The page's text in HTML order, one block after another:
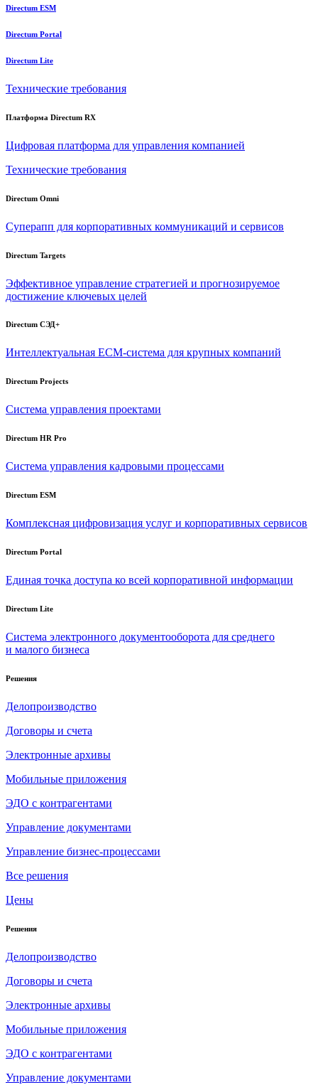
Directum ESM
Directum Portal
Directum Lite
Технические требования
Платформа Directum RX
Цифровая платформа для управления компанией
Технические требования
Directum Omni
Суперапп для корпоративных коммуникаций и сервисов
Directum Targets
Эффективное управление стратегией и прогнозируемое
достижение ключевых целей
Directum СЭД+
Интеллектуальная ECM-система для крупных компаний
Directum Projects
Система управления проектами
Directum HR Pro
Система управления кадровыми процессами
Directum ESM
Комплексная цифровизация услуг и корпоративных сервисов
Directum Portal
Единая точка доступа ко всей корпоративной информации
Directum Lite
Система электронного документооборота для среднего
и малого бизнеса
Решения
Делопроизводство
Договоры и счета
Электронные архивы
Мобильные приложения
ЭДО с контрагентами
Управление документами
Управление бизнес-процессами
Все решения
Цены
Решения
Делопроизводство
Договоры и счета
Электронные архивы
Мобильные приложения
ЭДО с контрагентами
Управление документами